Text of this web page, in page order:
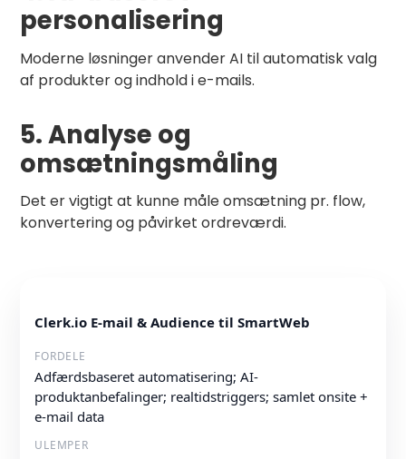
personalisering
Moderne løsninger anvender AI til automatisk valg
af produkter og indhold i e-mails.
5. Analyse og
omsætningsmåling
Det er vigtigt at kunne måle omsætning pr. flow,
konvertering og påvirket ordreværdi.
Clerk.io E-mail & Audience til SmartWeb
Adfærdsbaseret automatisering; AI-
produktanbefalinger; realtidstriggers; samlet onsite +
e-mail data